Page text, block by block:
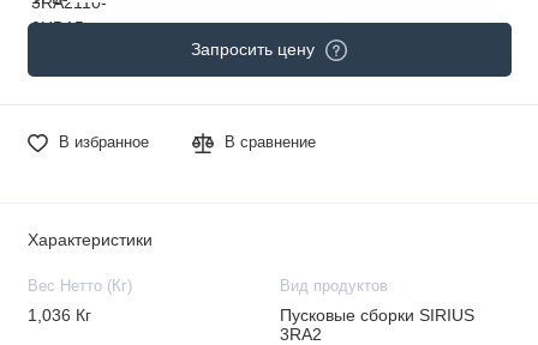
Запросить цену
В избранное В сравнение
Характеристики
Вес Нетто (Кг)
1,036 Кг
Вид продуктов
Пусковые сборки SIRIUS
3RA2